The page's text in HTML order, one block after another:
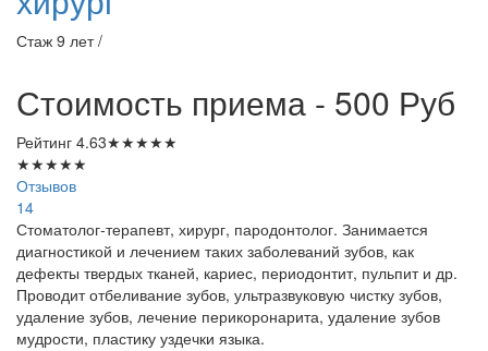
Стаж 9 лет /
Стоимость приема - 500 Руб
Рейтинг 4.63★★★★★
★★★★★
Отзывов
14
Стоматолог-терапевт, хирург, пародонтолог. Занимается
диагностикой и лечением таких заболеваний зубов, как
дефекты твердых тканей, кариес, периодонтит, пульпит и др.
Проводит отбеливание зубов, ультразвуковую чистку зубов,
удаление зубов, лечение перикоронарита, удаление зубов
мудрости, пластику уздечки языка.